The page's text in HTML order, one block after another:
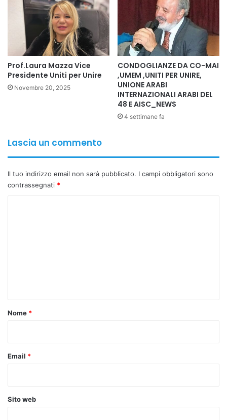
Prof.Laura Mazza Vice
Presidente Uniti per Unire
Novembre 20, 2025
CONDOGLIANZE DA CO-MAI
,UMEM ,UNITI PER UNIRE,
UNIONE ARABI
INTERNAZIONALI ARABI DEL
48 E AISC_NEWS
4 settimane fa
Lascia un commento
Il tuo indirizzo email non sarà pubblicato. I campi obbligatori sono
contrassegnati *
o
Nome *
Email *
Sito web